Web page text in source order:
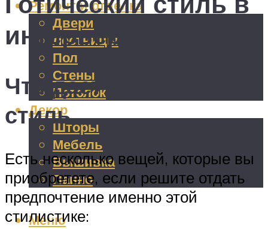
Ремонт и отделка
Двери
Лестницы
Пол
Стены
Потолок
Декор
Шторы
Мебель
Вышивка
Панно
Меню
интерьере +75 фото
Что дает античный
стиль
Есть несколько вещей, которые вы
приобретете, если решите отдать
предпочтение именно этой
стилистике: